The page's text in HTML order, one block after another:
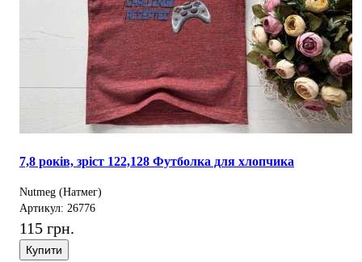
7,8 років, зріст 122,128 Футболка для хлопчика
Nutmeg (Натмег)
Артикул: 26776
115 грн.
Купити